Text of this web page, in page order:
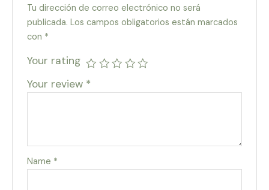
Tu dirección de correo electrónico no será
publicada. Los campos obligatorios están marcados
con *
Your rating
Your review *
Name *